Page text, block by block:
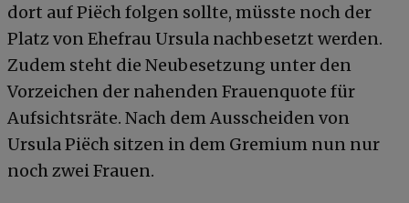
dort auf Piëch folgen sollte, müsste noch der
Platz von Ehefrau Ursula nachbesetzt werden.
Zudem steht die Neubesetzung unter den
Vorzeichen der nahenden Frauenquote für
Aufsichtsräte. Nach dem Ausscheiden von
Ursula Piëch sitzen in dem Gremium nun nur
noch zwei Frauen.